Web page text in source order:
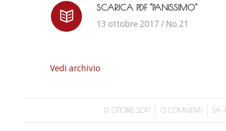
SCARICA PDF "PANISSIMO"
13 ottobre 2017 / No 21
Vedi archivio
13 OTTOBRE 2017
/ 0 COMMENTI
/ DA